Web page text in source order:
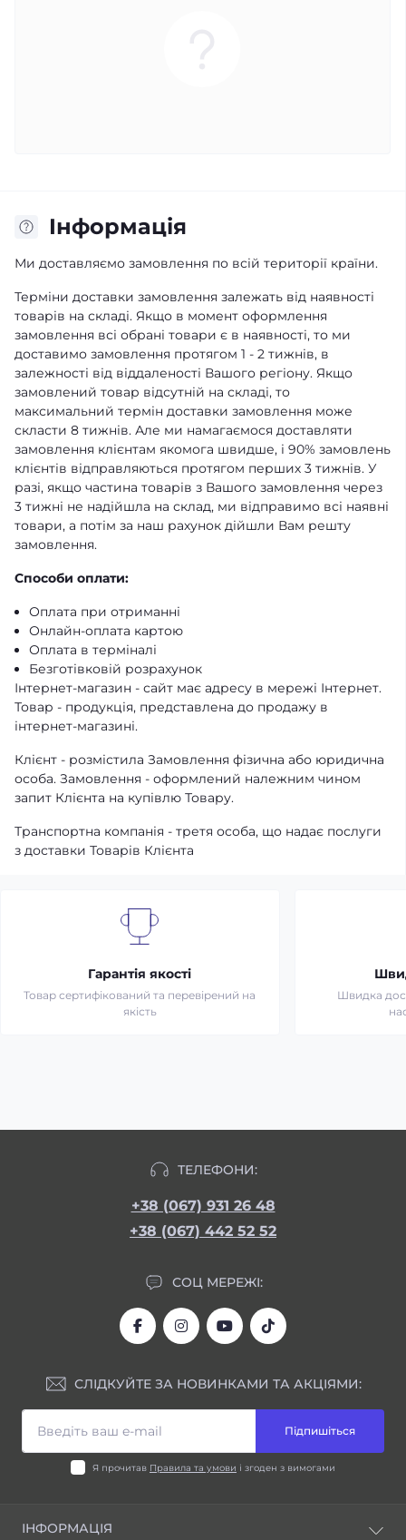
Iнформація
Ми доставляємо замовлення по всій території країни.
Терміни доставки замовлення залежать від наявності
товарів на складі. Якщо в момент оформлення
замовлення всі обрані товари є в наявності, то ми
доставимо замовлення протягом 1 - 2 тижнів, в
залежності від віддаленості Вашого регіону. Якщо
замовлений товар відсутній на складі, то
максимальний термін доставки замовлення може
скласти 8 тижнів. Але ми намагаємося доставляти
замовлення клієнтам якомога швидше, і 90% замовлень
клієнтів відправляються протягом перших 3 тижнів. У
разі, якщо частина товарів з Вашого замовлення через
3 тижні не надійшла на склад, ми відправимо всі наявні
товари, а потім за наш рахунок дійшли Вам решту
замовлення.
Способи оплати:
Оплата при отриманні
Онлайн-оплата картою
Оплата в терміналі
Безготівковій розрахунок
Інтернет-магазин - сайт має адресу в мережі Інтернет.
Товар - продукція, представлена ​​до продажу в
інтернет-магазині.
Клієнт - розмістила Замовлення фізична або юридична
особа. Замовлення - оформлений належним чином
запит Клієнта на купівлю Товару.
Транспортна компанія - третя особа, що надає послуги
з доставки Товарів Клієнта
Гарантія якості
Товар сертифікований та перевірений на
якість
Швидка
ТЕЛЕФОНИ:
+38 (067) 931 26 48
+38 (067) 442 52 52
СОЦ МЕРЕЖІ:
СЛІДКУЙТЕ ЗА НОВИНКАМИ ТА АКЦІЯМИ:
Підпишіться
Я прочитав Правила та умови і згоден з вимогами
ІНФОРМАЦІЯ